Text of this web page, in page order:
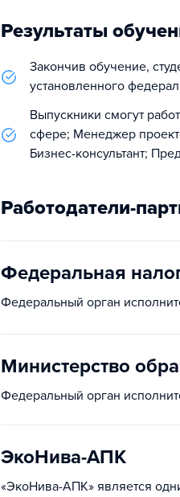
Результаты
Закончив обучение,
установленного
Выпускники смогут
сфере; Менеджер
Бизнес-консультант;
Работодатели-
Федеральная
Федеральный орган
Министерство
Федеральный орган
ЭкоНива-АПК
«ЭкоНива-АПК» является